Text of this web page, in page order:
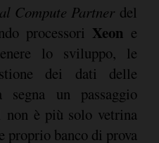
Compute Partnerdel
processori Xeon e
lo sviluppo, le
dei dati delle
segna un passaggio
è più solo vetrina
proprio banco di prova